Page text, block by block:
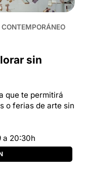
que te permitirá
20:30h